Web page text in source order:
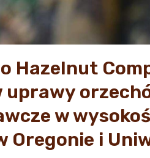
Hazelnut
w
Oregonie i